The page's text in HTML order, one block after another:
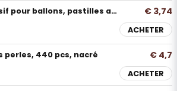
Ruban adhésif pour ballons, pastilles adhésives, paquet de 240 € 3,74
ACHETER
perles, 440 pcs, nacré € 4,7
ACHETER